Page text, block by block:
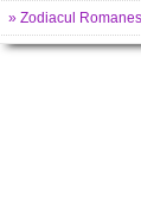
» Zodiacul